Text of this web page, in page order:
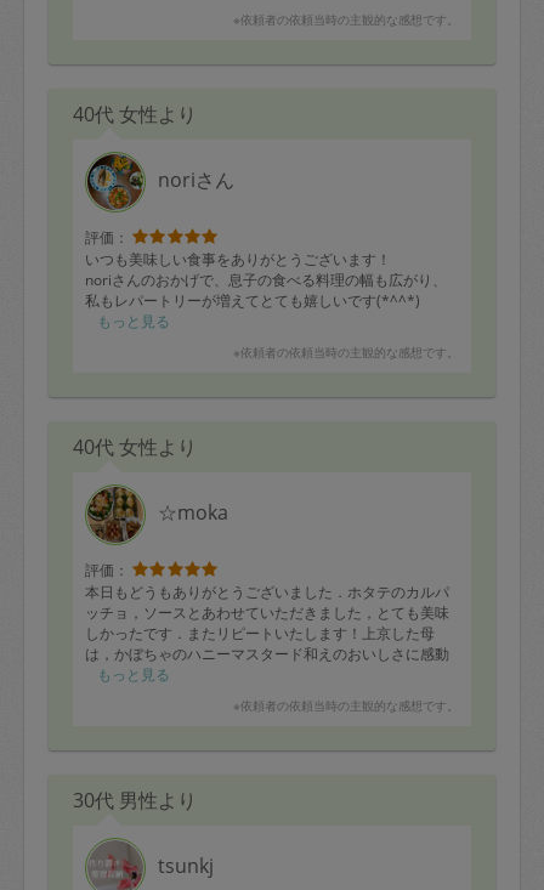
・色々キノコとベーコンのクリームソース
・かぼちゃの甘煮
・鶏胸肉の生姜焼き
・さつまいもスティック、塩キャラメル味
・豚ひき入りきんぴらごぼう
・鶏とごぼうとさつまいもの炊き込みご飯
・鱈の味噌麹漬け焼き
※依頼者の依頼当時の主観的な感想です。
40代 女性より
noriさん
評価：
いつも美味しい食事をありがとうございます！
noriさんのおかげで、息子の食べる料理の幅も広がり、
私もレパートリーが増えてとても嬉しいです(*^^*)
もっと見る
※依頼者の依頼当時の主観的な感想です。
40代 女性より
☆moka
評価：
本日もどうもありがとうございました．ホタテのカルパ
ッチョ，ソースとあわせていただきました，とても美味
しかったです．またリピートいたします！上京した母
は，かぼちゃのハニーマスタード和えのおいしさに感動
していました．娘はちくわのナムルをたくさん食べてい
います．引き続きよろしくお願いいたします．
・たっぷりキノコのけんちん汁
・小松菜とひき肉の味噌炒め
・豚もも肉の生姜焼き
・真鯖の香味野菜ソース和え
・生姜香る色々キノコと鶏の炊き込みご飯
もっと見る
※依頼者の依頼当時の主観的な感想です。
30代 男性より
tsunkj